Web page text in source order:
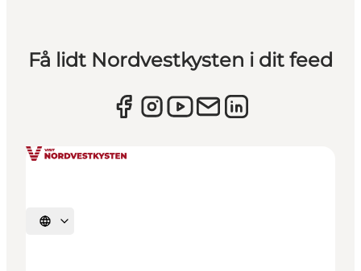
Få lidt Nordvestkysten i dit feed
Vælg sprog